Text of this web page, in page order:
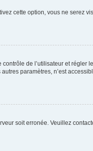
cette option, vous ne serez
de l’utilisateur et régler
paramètres, n’est
soit erronée. Veuillez